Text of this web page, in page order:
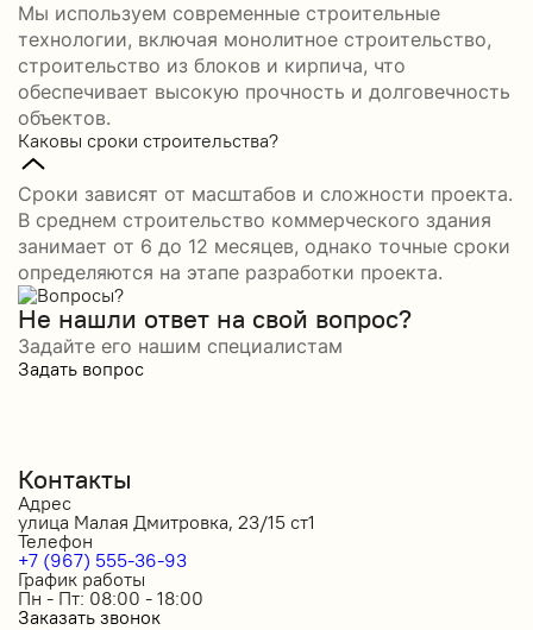
Мы используем современные строительные
технологии, включая монолитное строительство,
строительство из блоков и кирпича, что
обеспечивает высокую прочность и долговечность
объектов.
Каковы сроки строительства?
Сроки зависят от масштабов и сложности проекта.
В среднем строительство коммерческого здания
занимает от 6 до 12 месяцев, однако точные сроки
определяются на этапе разработки проекта.
Не нашли ответ на свой вопрос?
Задайте его нашим специалистам
Задать вопрос
Контакты
Адрес
улица Малая Дмитровка, 23/15 ст1
Телефон
+7 (967) 555-36-93
График работы
Пн - Пт: 08:00 - 18:00
Заказать звонок